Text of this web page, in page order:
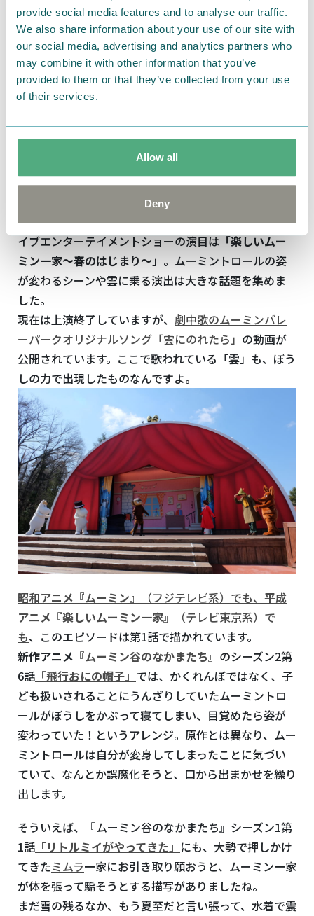
provide social media features and to analyse our traffic.
We also share information about your use of our site with
our social media, advertising and analytics partners who
may combine it with other information that you’ve
provided to them or that they’ve collected from your use
of their services.
Allow all
Deny
ムーミンバレーパーク
開業のときに「エンマの劇場」で最初に上演されたラ
イブエンターテイメントショーの演目は「楽しいムー
ミン一家～春のはじまり～」 。ムーミントロールの姿
が変わるシーンや雲に乗る演出は大きな話題を集めま
した。
現在は上演終了していますが、 劇中歌のムーミンバレ
ーパークオリジナルソング「雲にのれたら」 の動画が
公開されています。ここで歌われている「雲」も、ぼう
しの力で出現したものなんですよ。
昭和アニメ『ムーミン』 （フジテレビ系）でも、 平成
アニメ『楽しいムーミン一家』
（テレビ東京系）で
も、このエピソードは第1話で描かれています。
新作アニメ 『ムーミン谷のなかまたち』 のシーズン2第
6話 「飛行おにの帽子」 では、かくれんぼではなく、子
ども扱いされることにうんざりしていたムーミントロ
ールがぼうしをかぶって寝てしまい、目覚めたら姿が
変わっていた！というアレンジ。原作とは異なり、ムー
ミントロールは自分が変身してしまったことに気づい
ていて、なんとか誤魔化そうと、口から出まかせを繰り
出します。
そういえば、『ムーミン谷のなかまたち』シーズン1第
1話 「リトルミイがやってきた」 にも、大勢で押しかけ
てきたミムラ一家にお引き取り願おうと、ムーミン一家
が体を張って騙そうとする描写がありましたね。
まだ雪の残るなか、もう夏至だと言い張って、水着で震